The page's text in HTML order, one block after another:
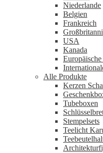
Niederlande
Belgien
Frankreich
USA
Kanada
Alle Produkte
Kerzen
Tubeboxen
Stempelsets
Teelicht